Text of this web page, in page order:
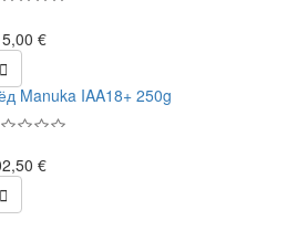
€

Manuka IAA18+ 250g
€
